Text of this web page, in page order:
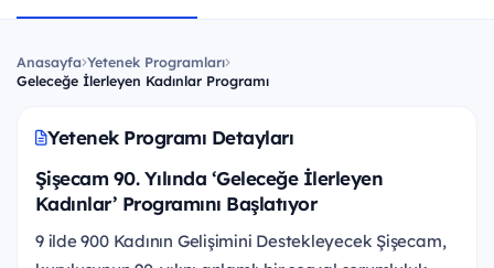
Anasayfa Yetenek Programları
Geleceğe İlerleyen Kadınlar Programı
Yetenek Programı Detayları
Şişecam 90. Yılında ‘Geleceğe İlerleyen
Kadınlar’ Programını Başlatıyor
9 ilde 900 Kadının Gelişimini Destekleyecek Şişecam,